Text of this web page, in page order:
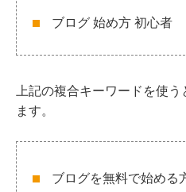
ブログ 始め方 初心者
上記の複合キーワードを使
ます。
ブログを無料で始める